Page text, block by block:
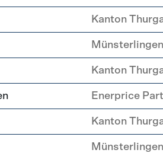
Kanton
Münsterlingen
Kanton
Enerprice
Kanton
Münsterlingen